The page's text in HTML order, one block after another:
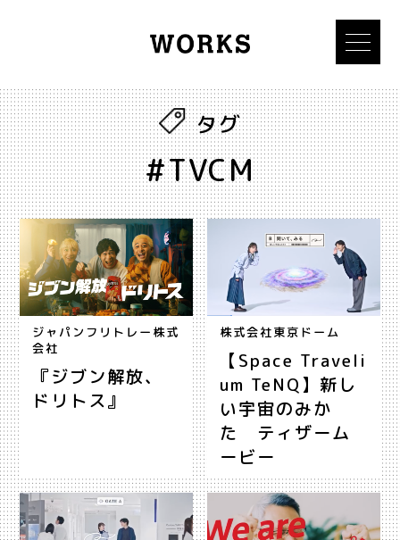
タグ
#TVCM
ジャパンフリトレー株式
会社
『ジブン解放、
ドリトス』
株式会社東京ドーム
【Space Traveli
um TeNQ】新し
い宇宙のみか
た ティザーム
ービー